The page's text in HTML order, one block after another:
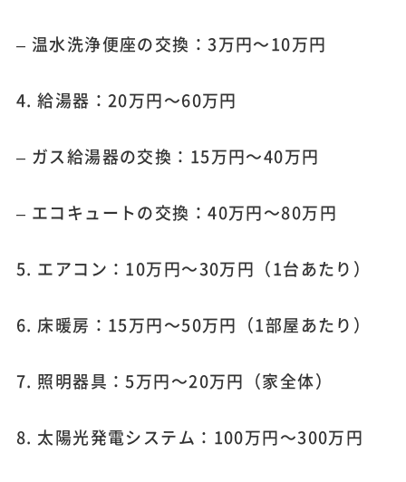
– 温水洗浄便座の交換：3万円～10万円
4. 給湯器：20万円～60万円
– ガス給湯器の交換：15万円～40万円
– エコキュートの交換：40万円～80万円
5. エアコン：10万円～30万円（1台あたり）
6. 床暖房：15万円～50万円（1部屋あたり）
7. 照明器具：5万円～20万円（家全体）
8. 太陽光発電システム：100万円～300万円